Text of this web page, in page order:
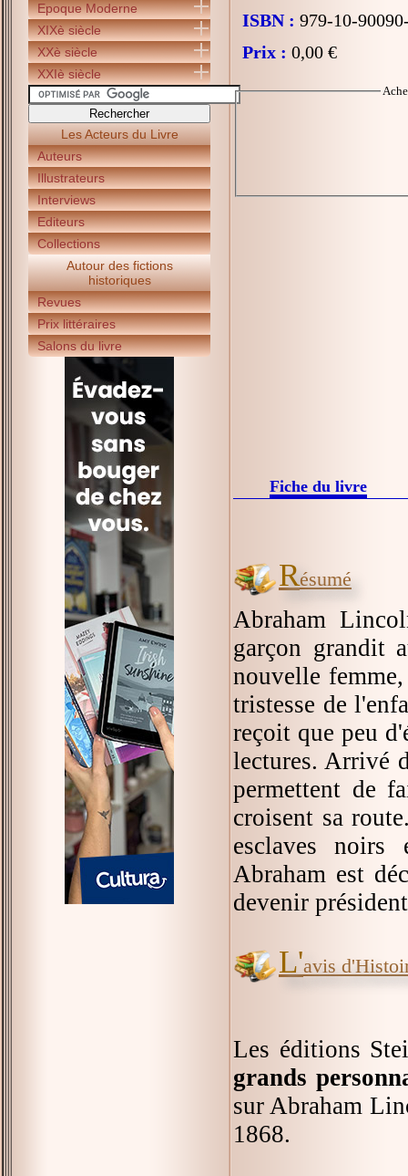
Epoque Moderne
XIXè siècle
XXè siècle
XXIè siècle
Les Acteurs du Livre
Auteurs
Illustrateurs
Interviews
Editeurs
Collections
Autour des fictions
historiques
Revues
Prix littéraires
Salons du livre
ISBN : 979-10-
Prix : 0,00 €
Fiche du livre
Résumé
Abraham
garçon grandit
nouvelle
tristesse de
reçoit que peu
lectures. Arrivé
permettent de
croisent sa
esclaves noirs
Abraham est
devenir
L'avis
Les éditions
grands
sur Abraham
1868.